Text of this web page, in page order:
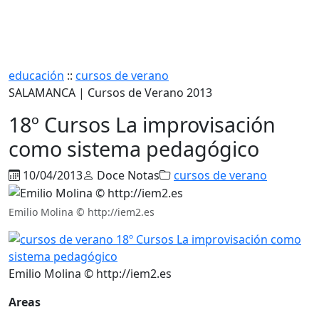
educación :: cursos de verano
SALAMANCA | Cursos de Verano 2013
18º Cursos La improvisación
como sistema pedagógico
10/04/2013 Doce Notas cursos de verano
Emilio Molina © http://iem2.es
Emilio Molina © http://iem2.es
Areas